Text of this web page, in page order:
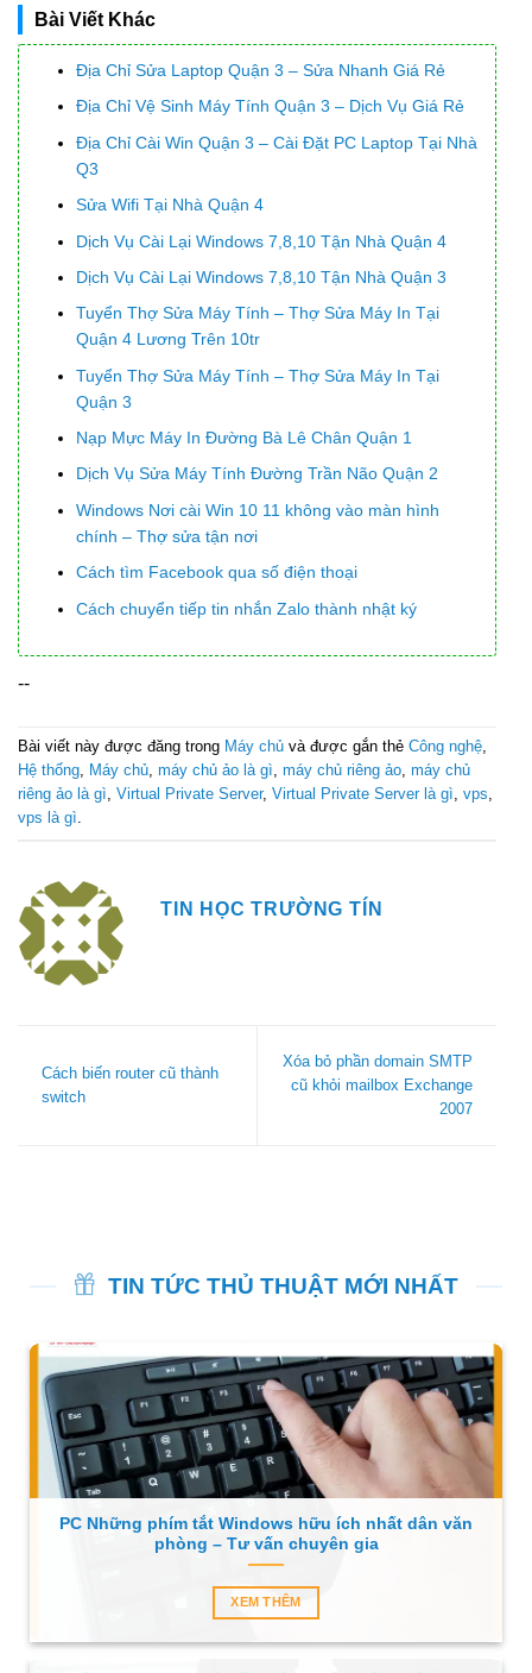
Bài Viết Khác
Địa Chỉ Sửa Laptop Quận 3 – Sửa Nhanh Giá Rẻ
Địa Chỉ Vệ Sinh Máy Tính Quận 3 – Dịch Vụ Giá Rẻ
Địa Chỉ Cài Win Quận 3 – Cài Đặt PC Laptop Tại Nhà
Q3
Sửa Wifi Tại Nhà Quận 4
Dịch Vụ Cài Lại Windows 7,8,10 Tận Nhà Quận 4
Dịch Vụ Cài Lại Windows 7,8,10 Tận Nhà Quận 3
Tuyển Thợ Sửa Máy Tính – Thợ Sửa Máy In Tại
Quận 4 Lương Trên 10tr
Tuyển Thợ Sửa Máy Tính – Thợ Sửa Máy In Tại
Quận 3
Nạp Mực Máy In Đường Bà Lê Chân Quận 1
Dịch Vụ Sửa Máy Tính Đường Trần Não Quận 2
Windows Nơi cài Win 10 11 không vào màn hình
chính – Thợ sửa tận nơi
Cách tìm Facebook qua số điện thoại
Cách chuyển tiếp tin nhắn Zalo thành nhật ký
--
Bài viết này được đăng trong Máy chủ và được gắn thẻ Công nghệ,
Hệ thống, Máy chủ, máy chủ ảo là gì, máy chủ riêng ảo, máy chủ
riêng ảo là gì, Virtual Private Server, Virtual Private Server là gì, vps,
vps là gì.
TIN HỌC TRƯỜNG TÍN
Cách biến router cũ thành
switch
Xóa bỏ phần domain SMTP
cũ khỏi mailbox Exchange
2007
TIN TỨC THỦ THUẬT MỚI NHẤT
PC Những phím tắt Windows hữu ích nhất dân văn
phòng – Tư vấn chuyên gia
XEM THÊM